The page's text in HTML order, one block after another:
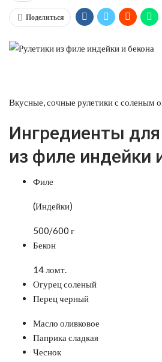
Поделиться
Вкусные, сочные рулетики с соленым
Ингредиенты
из филе индейки
Филе
(Индейки)
500/600 г
Бекон
14 ломт.
Огурец соленый
Перец черный
Масло оливковое
Паприка сладкая
Чеснок